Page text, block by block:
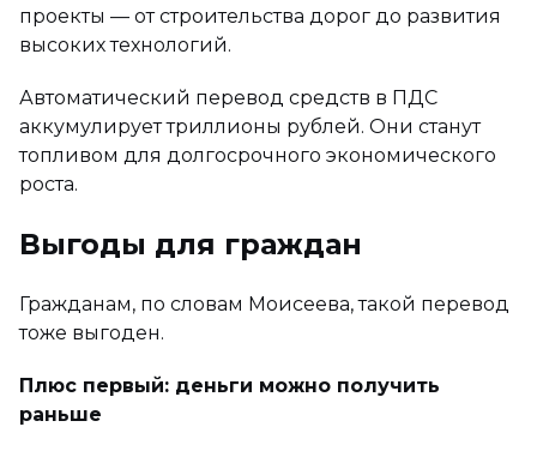
проекты — от строительства дорог до развития
высоких технологий.
Автоматический перевод средств в ПДС
аккумулирует триллионы рублей. Они станут
топливом для долгосрочного экономического
роста.
Выгоды для граждан
Гражданам, по словам Моисеева, такой перевод
тоже выгоден.
Плюс первый: деньги можно получить
раньше